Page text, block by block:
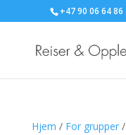
+47 90 06 64 86
Hjem / For grupper/